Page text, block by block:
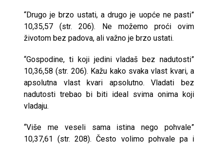
“Drugo je brzo ustati, a drugo je uopće ne pasti”
10,35,57 (str. 206). Ne možemo proći ovim
životom bez padova, ali važno je brzo ustati.
“Gospodine, ti koji jedini vladaš bez nadutosti”
10,36,58 (str. 206). Kažu kako svaka vlast kvari, a
apsolutna vlast kvari apsolutno. Vladati bez
nadutosti trebao bi biti ideal svima onima koji
vladaju.
“Više me veseli sama istina nego pohvale”
10,37,61 (str. 208). Često volimo pohvale pa i